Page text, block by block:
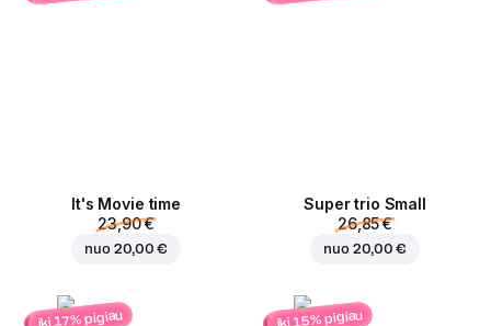
It's Movie time
23,90 €
nuo 20,00 €
Super trio Small
26,85 €
nuo 20,00 €
iki 17% pigiau iki 15% pigiau